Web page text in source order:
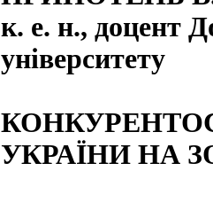
к. е. н., доцент
університету
УКРАЇНИ НА